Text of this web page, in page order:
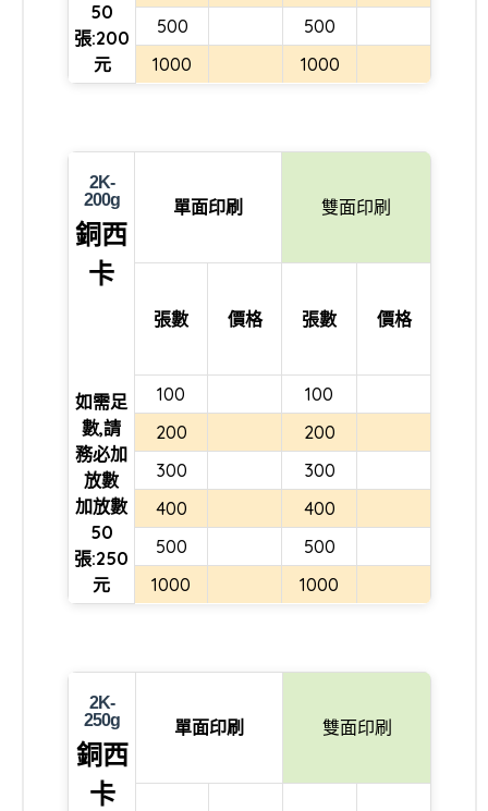
50
張:200
元
500
500
1000
1000
2K-
200g
銅西
卡
如需足
數,請
務必加
放數
加放數
50
張:250
元
單面印刷 雙面印刷
張數 價格 張數 價格
100
100
200
200
300
300
400
400
500
500
1000
1000
2K-
250g
銅西
卡
單面印刷 雙面印刷